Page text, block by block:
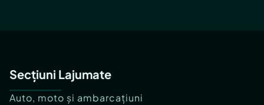
Secțiuni Lajumate
Auto, moto și ambarcațiuni